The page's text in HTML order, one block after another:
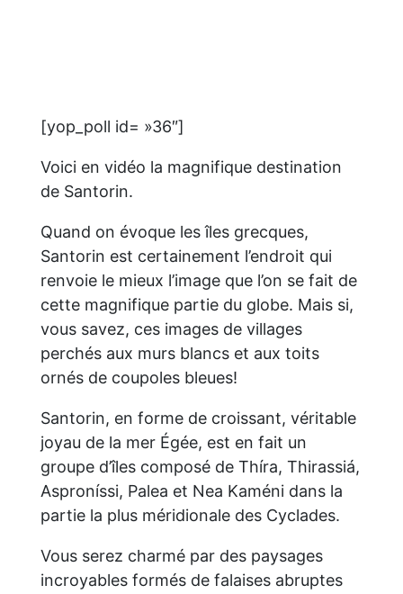
[yop_poll id= »36″]
Voici en vidéo la magnifique destination
de Santorin.
Quand on évoque les îles grecques,
Santorin est certainement l’endroit qui
renvoie le mieux l’image que l’on se fait de
cette magnifique partie du globe. Mais si,
vous savez, ces images de villages
perchés aux murs blancs et aux toits
ornés de coupoles bleues!
Santorin, en forme de croissant, véritable
joyau de la mer Égée, est en fait un
groupe d’îles composé de Thíra, Thirassiá,
Asproníssi, Palea et Nea Kaméni dans la
partie la plus méridionale des Cyclades.
Vous serez charmé par des paysages
incroyables formés de falaises abruptes